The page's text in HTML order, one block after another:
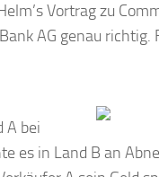
Vortrag zu
AG genau
A bei
es in Land B an